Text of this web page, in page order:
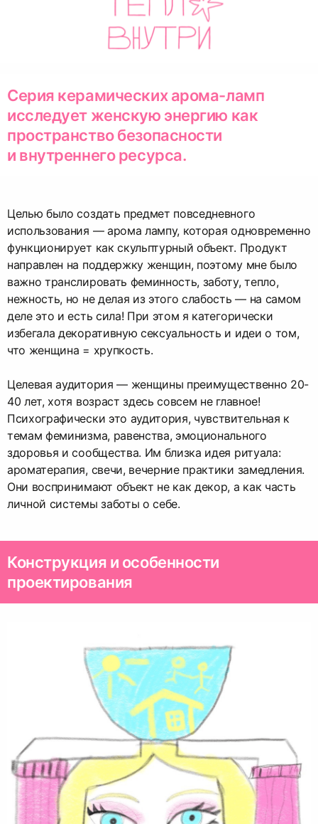
Серия керамических арома-ламп
исследует женскую энергию как
пространство безопасности
и внутреннего ресурса.
Целью было создать предмет повседневного
использования — арома лампу, которая одновременно
функционирует как скульптурный объект. Продукт
направлен на поддержку женщин, поэтому мне было
важно транслировать феминность, заботу, тепло,
нежность, но не делая из этого слабость — на самом
деле это и есть сила! При этом я категорически
избегала декоративную сексуальность и идеи о том,
что женщина = хрупкость.
Целевая аудитория — женщины преимущественно 20-
40 лет, хотя возраст здесь совсем не главное!
Психографически это аудитория, чувствительная к
темам феминизма, равенства, эмоционального
здоровья и сообщества. Им близка идея ритуала:
ароматерапия, свечи, вечерние практики замедления.
Они воспринимают объект не как декор, а как часть
личной системы заботы о себе.
Конструкция и особенности
проектирования